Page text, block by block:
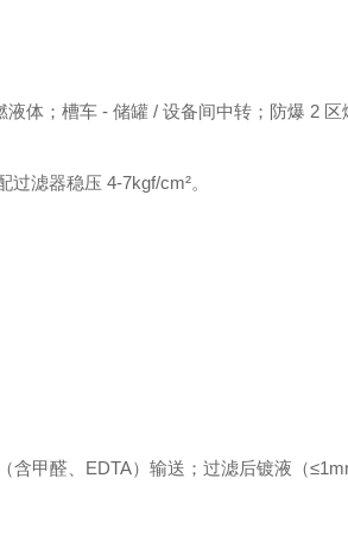
体；槽车 - 储罐 / 设备间中转；防爆 2 区
滤器稳压 4-7kgf/cm²。
甲醛、EDTA）输送；过滤后镀液（